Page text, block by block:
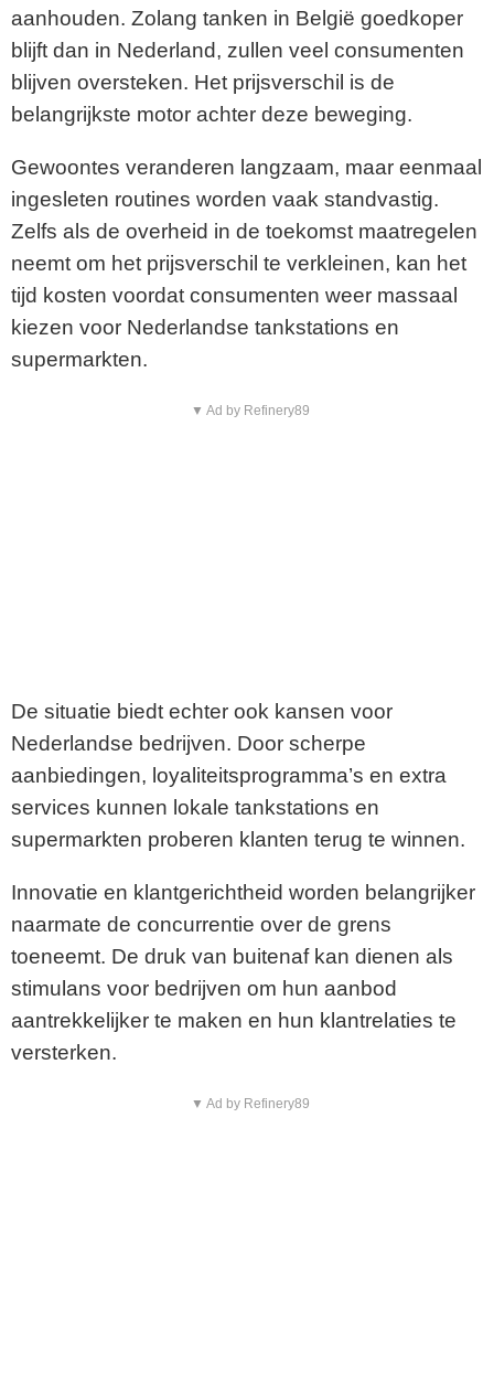
aanhouden. Zolang tanken in België goedkoper
blijft dan in Nederland, zullen veel consumenten
blijven oversteken. Het prijsverschil is de
belangrijkste motor achter deze beweging.
Gewoontes veranderen langzaam, maar eenmaal
ingesleten routines worden vaak standvastig.
Zelfs als de overheid in de toekomst maatregelen
neemt om het prijsverschil te verkleinen, kan het
tijd kosten voordat consumenten weer massaal
kiezen voor Nederlandse tankstations en
supermarkten.
▼ Ad by Refinery89
De situatie biedt echter ook kansen voor
Nederlandse bedrijven. Door scherpe
aanbiedingen, loyaliteitsprogramma’s en extra
services kunnen lokale tankstations en
supermarkten proberen klanten terug te winnen.
Innovatie en klantgerichtheid worden belangrijker
naarmate de concurrentie over de grens
toeneemt. De druk van buitenaf kan dienen als
stimulans voor bedrijven om hun aanbod
aantrekkelijker te maken en hun klantrelaties te
versterken.
▼ Ad by Refinery89